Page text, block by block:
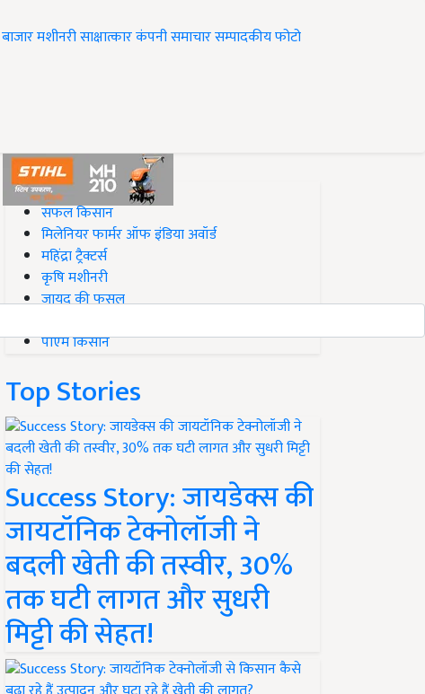
बाजारमशीनरीसाक्षात्कारकंपनी समाचारसम्पादकीयफोटो
#Top on Krishi Jagran
सफल किसान
मिलेनियर फार्मर ऑफ इंडिया अवॉर्ड
महिंद्रा ट्रैक्टर्स
कृषि मशीनरी
जायद की फसल
पीएम किसान
Top Stories
Success Story: जायडेक्स की
जायटॉनिक टेक्नोलॉजी ने
बदली खेती की तस्वीर, 30%
तक घटी लागत और सुधरी
मिट्टी की सेहत!